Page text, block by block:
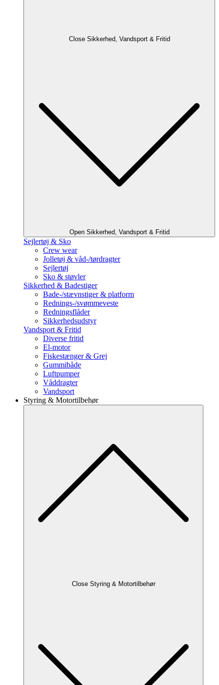
Close Sikkerhed, Vandsport & Fritid
Open Sikkerhed, Vandsport & Fritid
Sejlertøj & Sko
Crew wear
Jolletøj & våd-/tørdragter
Sejlertøj
Sko & støvler
Sikkerhed & Badestiger
Bade-/stævnstiger & platform
Rednings-/svømmeveste
Redningsflåder
Sikkerhedsudstyr
Vandsport & Fritid
Diverse fritid
El-motor
Fiskestænger & Grej
Gummibåde
Luftpumper
Våddragter
Vandsport
Styring & Motortilbehør
Close Styring & Motortilbehør